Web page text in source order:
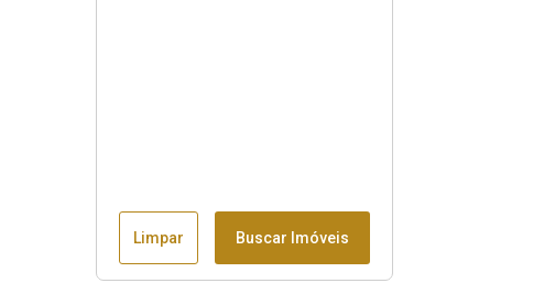
Limpar Buscar Imóveis